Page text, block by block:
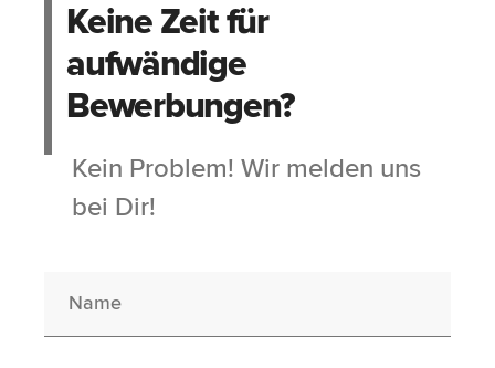
Keine Zeit für
aufwändige
Bewerbungen?
Kein Problem! Wir melden uns
bei Dir!